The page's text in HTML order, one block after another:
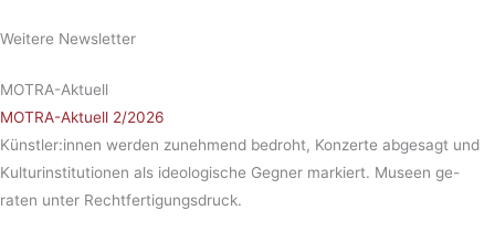
Weitere Newsletter
MOTRA-Aktuell
MOTRA-Aktuell 2/2026
Künstler:innen werden zunehmend bedroht, Konzerte abgesagt und
Kulturinstitutionen als ideologische Gegner markiert. Museen ge-
raten unter Rechtfertigungsdruck.